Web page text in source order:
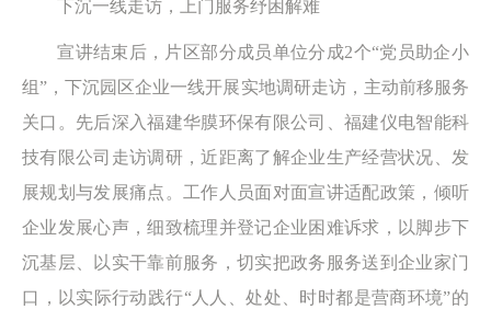
下沉一线走访，上门服务纾困解难
宣讲结束后，片区部分成员单位分成2个“党员助企小
组”，下沉园区企业一线开展实地调研走访，主动前移服务
关口。先后深入福建华膜环保有限公司、福建仪电智能科
技有限公司走访调研，近距离了解企业生产经营状况、发
展规划与发展痛点。工作人员面对面宣讲适配政策，倾听
企业发展心声，细致梳理并登记企业困难诉求，以脚步下
沉基层、以实干靠前服务，切实把政务服务送到企业家门
口，以实际行动践行“人人、处处、时时都是营商环境”的